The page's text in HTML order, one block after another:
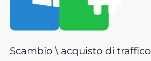
Scambio \ acquisto di traffico